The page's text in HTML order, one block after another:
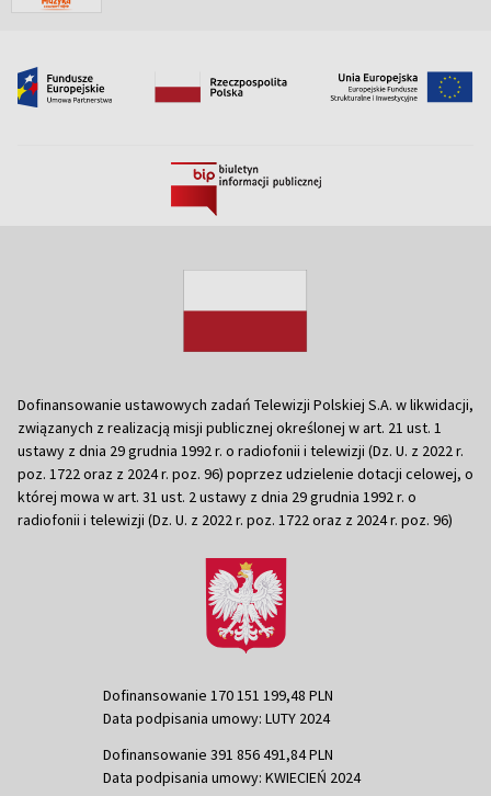
Dofinansowanie ustawowych zadań Telewizji Polskiej S.A. w likwidacji,
związanych z realizacją misji publicznej określonej w art. 21 ust. 1
ustawy z dnia 29 grudnia 1992 r. o radiofonii i telewizji (Dz. U. z 2022 r.
poz. 1722 oraz z 2024 r. poz. 96) poprzez udzielenie dotacji celowej, o
której mowa w art. 31 ust. 2 ustawy z dnia 29 grudnia 1992 r. o
radiofonii i telewizji (Dz. U. z 2022 r. poz. 1722 oraz z 2024 r. poz. 96)
Dofinansowanie 170 151 199,48 PLN
Data podpisania umowy: LUTY 2024
Dofinansowanie 391 856 491,84 PLN
Data podpisania umowy: KWIECIEŃ 2024